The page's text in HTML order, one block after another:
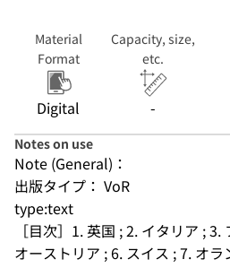
Material
Format
Digital
Capacity, size,
etc.
-
Notes on use
Note (General)：
出版タイプ： VoR
type:text
［目次］1. 英国 ; 2. イタリア ;
オーストリア ; 6. スイス ; 7. オ